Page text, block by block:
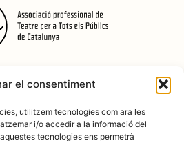
el consentiment
utilitzem tecnologies com ara les
i/o accedir a la informació del
tecnologies ens permetrà